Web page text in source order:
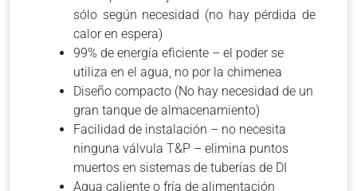
sólo según necesidad (no hay pérdida de
calor en espera)
99% de energía eficiente – el poder se
utiliza en el agua, no por la chimenea
Diseño compacto (No hay necesidad de un
gran tanque de almacenamiento)
Facilidad de instalación – no necesita
ninguna válvula T&P – elimina puntos
muertos en ​​sistemas de tuberías de DI
Agua caliente o fría de alimentación